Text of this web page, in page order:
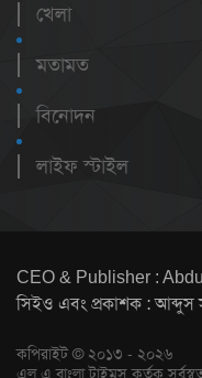
খেলা
মতামত
বিনোদন
লাইফ স্টাইল
CEO & Publisher :
সিইও এবং প্রকাশক : আব্দুস
কপিরাইট © ২০১৩ - ২০২৬
এল এ বাংলা টাইমস কর্তৃক